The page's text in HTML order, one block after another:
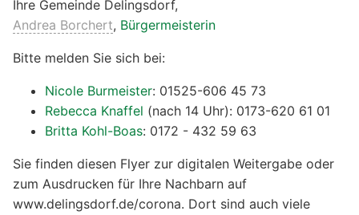
Ihre Gemeinde Delingsdorf,
Andrea Borchert, Bürgermeisterin
Bitte melden Sie sich bei:
Nicole Burmeister: 01525-606 45 73
Rebecca Knaffel (nach 14 Uhr): 0173-620 61 01
Britta Kohl-Boas: 0172 - 432 59 63
Sie finden diesen Flyer zur digitalen Weitergabe oder
zum Ausdrucken für Ihre Nachbarn auf
www.delingsdorf.de/corona. Dort sind auch viele